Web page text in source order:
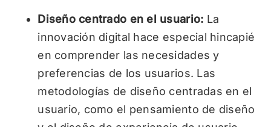
Diseño centrado en el usuario: La
innovación digital hace especial hincapié
en comprender las necesidades y
preferencias de los usuarios. Las
metodologías de diseño centradas en el
usuario, como el pensamiento de diseño